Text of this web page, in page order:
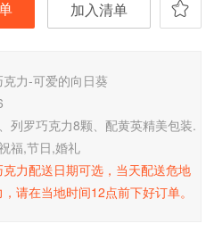
加入清单
力-可爱的向日葵
列罗巧克力8颗、配黄英精美包装.
福,节日,婚礼
力配送日期可选，当天配送危地
请在当地时间12点前下好订单。